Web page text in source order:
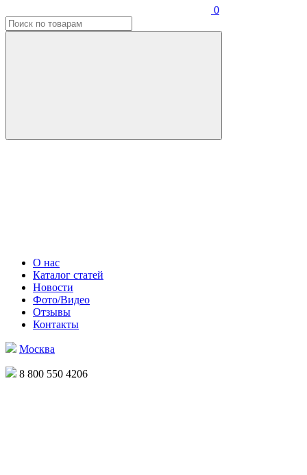
0
О нас
Каталог статей
Новости
Фото/Видео
Отзывы
Контакты
Москва
8 800 550 4206